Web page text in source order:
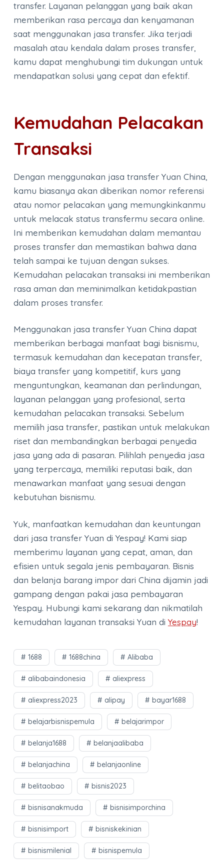
transfer. Layanan pelanggan yang baik akan
memberikan rasa percaya dan kenyamanan
saat menggunakan jasa transfer. Jika terjadi
masalah atau kendala dalam proses transfer,
kamu dapat menghubungi tim dukungan untuk
mendapatkan solusi yang cepat dan efektif.
Kemudahan Pelacakan
Transaksi
Dengan menggunakan jasa transfer Yuan China,
kamu biasanya akan diberikan nomor referensi
atau nomor pelacakan yang memungkinkanmu
untuk melacak status transfermu secara online.
Ini memberikan kemudahan dalam memantau
proses transfer dan memastikan bahwa dana
telah sampai ke tujuan dengan sukses.
Kemudahan pelacakan transaksi ini memberikan
rasa aman dan meminimalkan ketidakpastian
dalam proses transfer.
Menggunakan jasa transfer Yuan China dapat
memberikan berbagai manfaat bagi bisnismu,
termasuk kemudahan dan kecepatan transfer,
biaya transfer yang kompetitif, kurs yang
menguntungkan, keamanan dan perlindungan,
layanan pelanggan yang profesional, serta
kemudahan pelacakan transaksi. Sebelum
memilih jasa transfer, pastikan untuk melakukan
riset dan membandingkan berbagai penyedia
jasa yang ada di pasaran. Pilihlah penyedia jasa
yang terpercaya, memiliki reputasi baik, dan
menawarkan manfaat yang sesuai dengan
kebutuhan bisnismu.
Yuk, manfaatkan kemudahan dan keuntungan
dari jasa transfer Yuan di Yespay! Kami siap
memberimu layanan yang cepat, aman, dan
efisien untuk segala jenis pembayaran. Bisnis
dan belanja barang impor dari China dijamin jadi
gampang dengan pakai jasa pembayaran
Yespay. Hubungi kami sekarang dan nikmatilah
kemudahan layanan transaksi Yuan di Yespay!
1688 1688china Alibaba
alibabaindonesia aliexpress
aliexpress2023 alipay bayar1688
belajarbisnispemula belajarimpor
belanja1688 belanjaalibaba
belanjachina belanjaonline
belitaobao bisnis2023
bisnisanakmuda bisnisimporchina
bisnisimport bisniskekinian
bisnismilenial bisnispemula